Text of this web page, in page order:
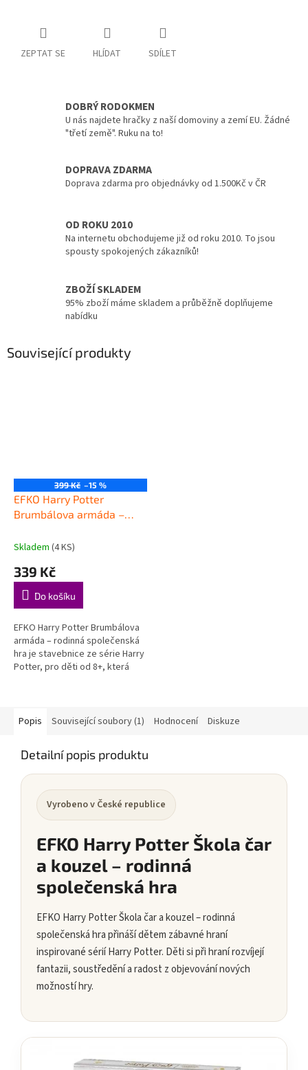
ZEPTAT SE HLÍDAT SDÍLET
DOBRÝ RODOKMEN
U nás najdete hračky z naší domoviny a zemí EU. Žádné
"třetí země". Ruku na to!
DOPRAVA ZDARMA
Doprava zdarma pro objednávky od 1.500Kč v ČR
OD ROKU 2010
Na internetu obchodujeme již od roku 2010. To jsou
spousty spokojených zákazníků!
ZBOŽÍ SKLADEM
95% zboží máme skladem a průběžně doplňujeme
nabídku
Související produkty
399 Kč –15 %
EFKO Harry Potter
Brumbálova armáda –
Skladem (4 KS)
339 Kč
Do košíku
EFKO Harry Potter Brumbálova
armáda – rodinná společenská
hra je stavebnice ze série Harry
Potter, pro děti od 8+, která
Popis Související soubory (1) Hodnocení Diskuze
Detailní popis produktu
Vyrobeno v České republice
EFKO Harry Potter Škola čar
a kouzel – rodinná
společenská hra
EFKO Harry Potter Škola čar a kouzel – rodinná
společenská hra přináší dětem zábavné hraní
inspirované sérií Harry Potter. Děti si při hraní rozvíjejí
fantazii, soustředění a radost z objevování nových
možností hry.